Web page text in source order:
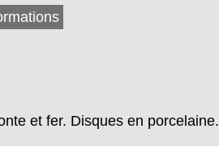
et fer. Disques en porcelaine.